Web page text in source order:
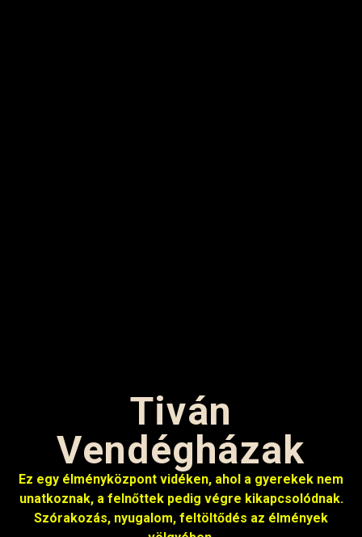
Tiván
Vendégházak
Ez egy élményközpont vidéken, ahol a gyerekek nem
unatkoznak, a felnőttek pedig végre kikapcsolódnak.
Szórakozás, nyugalom, feltöltődés az élmények